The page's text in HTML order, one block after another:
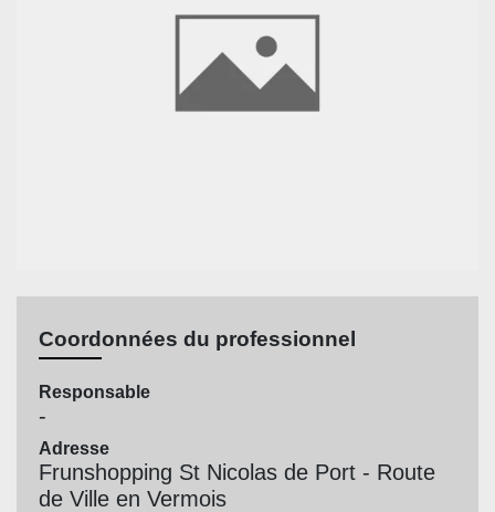
Coordonnées du professionnel
Responsable
-
Adresse
Frunshopping St Nicolas de Port - Route
de Ville en Vermois